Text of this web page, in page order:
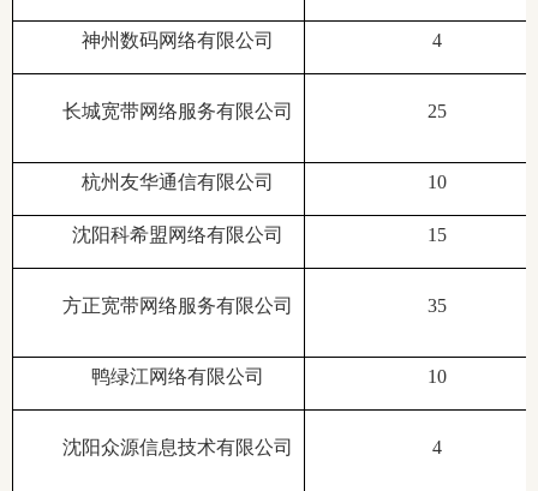
神州数码网络有限公司 4
长城宽带网络服务有限公司 25
杭州友华通信有限公司 10
沈阳科希盟网络有限公司 15
方正宽带网络服务有限公司 35
鸭绿江网络有限公司 10
沈阳众源信息技术有限公司 4